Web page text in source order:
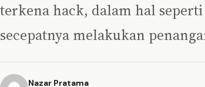
terkena hack, dalam hal
secepatnya melakukan
Nazar Pratama